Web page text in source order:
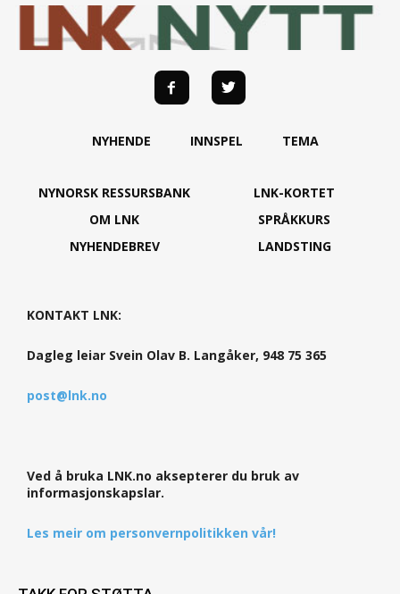
NYHENDE INNSPEL TEMA
NYNORSK RESSURSBANK
OM LNK
NYHENDEBREV
LNK-KORTET
SPRÅKKURS
LANDSTING
KONTAKT LNK:
Dagleg leiar Svein Olav B. Langåker, 948 75 365
post@lnk.no
Ved å bruka LNK.no aksepterer du bruk av
informasjonskapslar.
Les meir om personvernpolitikken vår!